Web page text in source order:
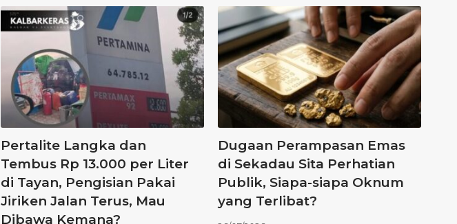
Pertalite Langka dan
Tembus Rp 13.000 per Liter
di Tayan, Pengisian Pakai
Jiriken Jalan Terus, Mau
Dibawa Kemana?
Dugaan Perampasan Emas
di Sekadau Sita Perhatian
Publik, Siapa-siapa Oknum
yang Terlibat?